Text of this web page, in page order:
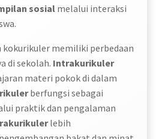
sosial melalui interaksi
kokurikuler memiliki perbedaan
di sekolah. Intrakurikuler
materi pokok di dalam
berfungsi sebagai
praktik dan pengalaman
lebih